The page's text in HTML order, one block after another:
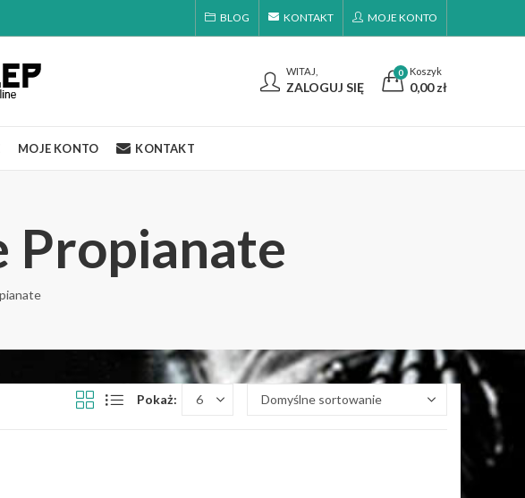
BLOG KONTAKT MOJE KONTO
WITAJ,
ZALOGUJ SIĘ
0 Koszyk
0,00zł
MOJE KONTO KONTAKT
Propianate
Pokaż: